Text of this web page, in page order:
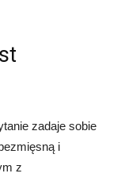
zadaje sobie
i
z